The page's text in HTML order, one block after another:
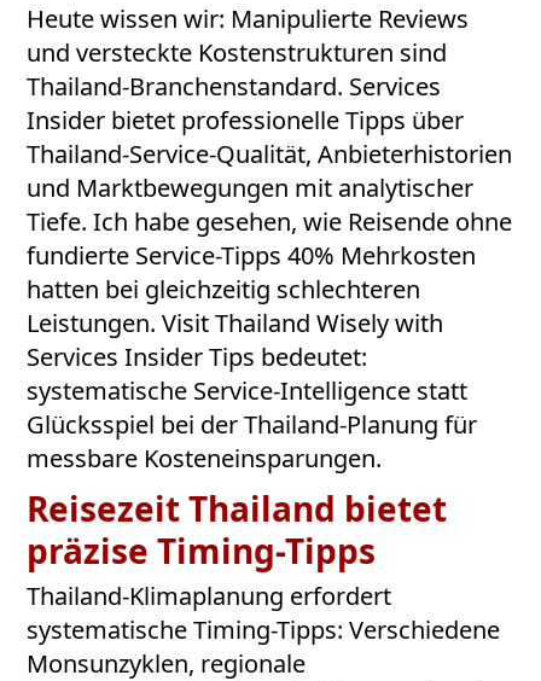
Heute wissen wir: Manipulierte Reviews
und versteckte Kostenstrukturen sind
Thailand-Branchenstandard. Services
Insider bietet professionelle Tipps über
Thailand-Service-Qualität, Anbieterhistorien
und Marktbewegungen mit analytischer
Tiefe. Ich habe gesehen, wie Reisende ohne
fundierte Service-Tipps 40% Mehrkosten
hatten bei gleichzeitig schlechteren
Leistungen. Visit Thailand Wisely with
Services Insider Tips bedeutet:
systematische Service-Intelligence statt
Glücksspiel bei der Thailand-Planung für
messbare Kosteneinsparungen.
Reisezeit Thailand bietet
präzise Timing-Tipps
Thailand-Klimaplanung erfordert
systematische Timing-Tipps: Verschiedene
Monsunzyklen, regionale